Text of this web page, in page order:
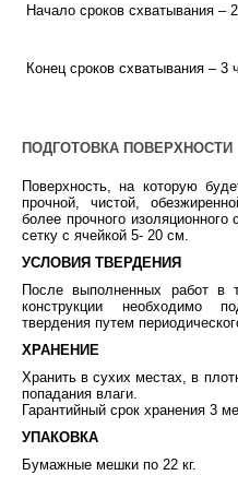
Начало сроков схватывания –
Конец сроков схватывания – 3
ПОДГОТОВКА ПОВЕРХНОСТИ
Поверхность, на которую
прочной, чистой,
более прочного
сетку с ячейкой 5- 20 см.
УСЛОВИЯ ТВЕРДЕНИЯ
После выполненных работ в
конструкции необходимо
твердения путем
ХРАНЕНИЕ
Хранить в сухих местах, в
попадания влаги.
Гарантийный срок хранения 3
УПАКОВКА
Бумажные мешки по 22 кг.